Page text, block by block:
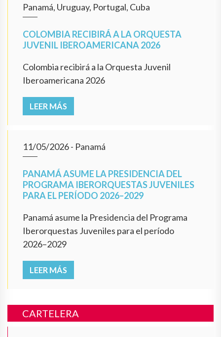
Panamá, Uruguay, Portugal, Cuba
COLOMBIA RECIBIRÁ A LA ORQUESTA
JUVENIL IBEROAMERICANA 2026
Colombia recibirá a la Orquesta Juvenil
Iberoamericana 2026
LEER MÁS
11/05/2026- Panamá
PANAMÁ ASUME LA PRESIDENCIA DEL
PROGRAMA IBERORQUESTAS JUVENILES
PARA EL PERÍODO 2026–2029
Panamá asume la Presidencia del Programa
Iberorquestas Juveniles para el período
2026–2029
LEER MÁS
CARTELERA